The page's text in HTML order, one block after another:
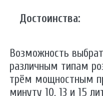
Достоинства:
Возможность
различным типам
трём мощностным
минуту 10, 13 и 15